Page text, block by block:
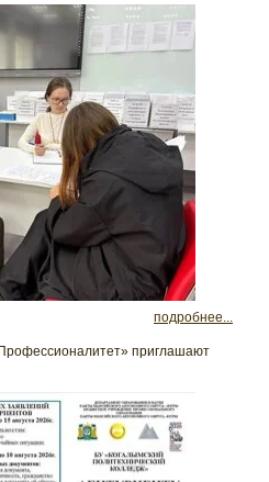
подробнее...
приглашают